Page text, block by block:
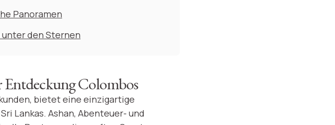
Panoramen
den Sternen
Entdeckung Colombos
bietet eine einzigartige
Lankas. Ashan, Abenteuer- und